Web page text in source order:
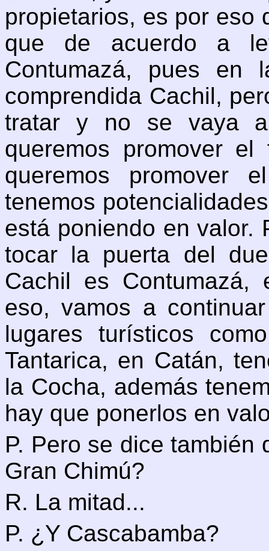
propietarios, es por eso
que de acuerdo a
Contumazá, pues en
comprendida Cachil,
tratar y no se vaya a
queremos promover
queremos promover
tenemos
está poniendo en valor.
tocar la puerta del
Cachil es Contumazá,
eso, vamos a
lugares turísticos
Tantarica, en Catán,
la Cocha, además
hay que ponerlos en
P. Pero se dice también
Gran Chimú?
R. La mitad...
P. ¿Y Cascabamba?